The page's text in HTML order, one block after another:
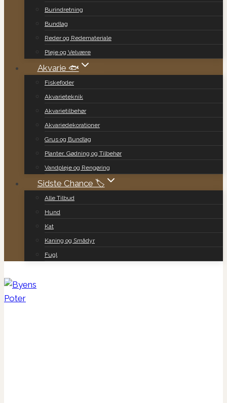
Burindretning
Bundlag
Reder og Redemateriale
Pleje og Velvære
Akvarie 🐟
Fiskefoder
Akvarieteknik
Akvarietilbehør
Akvariedekorationer
Grus og Bundlag
Planter, Gødning og Tilbehør
Vandpleje og Rengøring
Sidste Chance 🏷️
Alle Tilbud
Hund
Kat
Kaning og Smådyr
Fugl